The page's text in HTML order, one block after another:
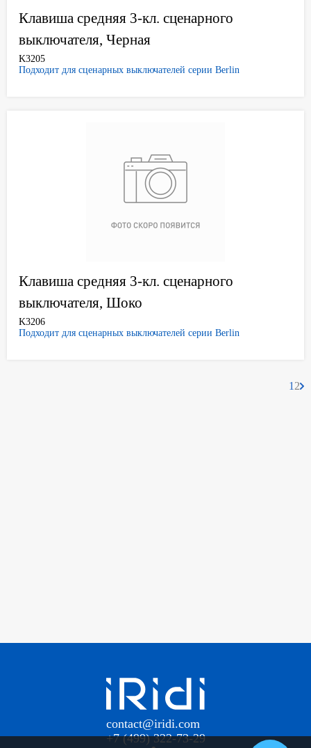
Клавиша средняя 3-кл. сценарного
выключателя, Черная
K3205
Подходит для сценарных выключателей серии Berlin
Клавиша средняя 3-кл. сценарного
выключателя, Шоко
K3206
Подходит для сценарных выключателей серии Berlin
1 2
contact@iridi.com
+7 (499) 322-73-29